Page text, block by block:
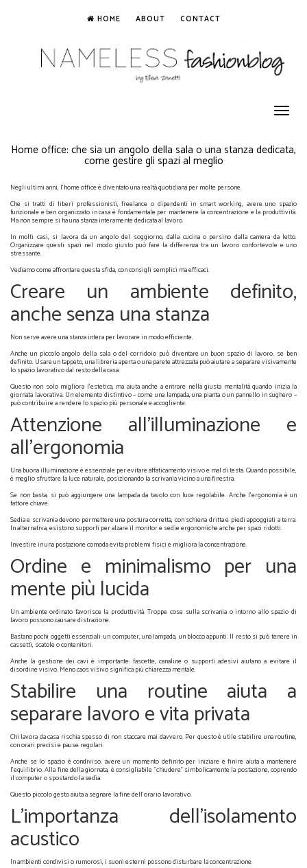
HOME ABOUT CONTACT
Toggle
navigation
Home office: che sia un angolo della sala o una stanza dedicata,
come gestire gli spazi al meglio
Negli ultimi anni, l'home office è diventato una realtà quotidiana per molte persone.
Che si tratti di liberi professionisti, freelance o dipendenti in smart working, avere uno spazio
funzionale e ben organizzato in casa è fondamentale per mantenere la concentrazione e la produttività.
Ma non sempre si ha una stanza interamente dedicata al lavoro.
In molti casi, si lavora da un angolo del soggiorno, dalla cucina o persino dalla camera da letto.
Organizzare questi spazi nel modo giusto può fare la differenza tra un lavoro confortevole e uno
stressante.
Vediamo come affrontare questa sfida, con consigli semplici ma efficaci.
Creare un ambiente definito,
anche senza una stanza
Non serve avere una stanza intera per lavorare in modo efficiente.
Anche un piccolo angolo della sala o del corridoio può diventare un buon spazio di lavoro, se ben
definito. Usare un tappeto, una libreria aperta o una parete attrezzata può aiutare a separare visivamente
lo spazio lavorativo dal resto della casa.
Questo non solo migliora l'estetica, ma aiuta anche a entrare nella giusta mentalità quando inizia la
giornata lavorativa. Un elemento distintivo – come una lampada, una pianta o un pannello in sughero –
può contribuire a rendere lo spazio più personale e accogliente.
Attenzione all’illuminazione e
all’ergonomia
Una buona illuminazione è essenziale per evitare affaticamento visivo e mal di testa. Quando possibile,
è meglio sfruttare la luce naturale, posizionando la scrivania vicino a una finestra.
Se non basta, si può aggiungere una lampada da tavolo con luce regolabile. Anche l’ergonomia è un
fattore chiave.
Sedia e scrivania devono permettere una postura corretta, con schiena dritta e piedi appoggiati a terra.
In alternativa, esistono supporti per alzare il monitor e sedie ergonomiche anche per spazi ridotti.
Investire in una postazione comoda evita problemi fisici e migliora la concentrazione.
Ordine e minimalismo per una
mente più lucida
Un ambiente ordinato favorisce la produttività. Troppe cose sulla scrivania o intorno allo spazio di
lavoro possono causare distrazione.
Bastano pochi oggetti essenziali: un computer, una lampada, un blocco appunti. Il resto si può tenere in
cassetti, scatole o contenitori.
Anche la gestione dei cavi è importante: fascette, canaline o supporti adesivi aiutano a evitare il
disordine visivo. Meno caos visivo significa più chiarezza mentale.
Stabilire una routine aiuta a
separare lavoro e vita privata
Chi lavora da casa rischia spesso di non staccare mai davvero. Per questo è utile stabilire una routine,
con orari precisi e pause regolari.
Anche se lo spazio è condiviso, avere un momento definito per iniziare e finire aiuta a mantenere
l’equilibrio. Alla fine della giornata, è consigliabile "chiudere" simbolicamente la postazione, coprendo
il computer o spostando la sedia.
Questo piccolo gesto aiuta a segnare la fine dell’orario lavorativo.
L'importanza dell’isolamento
acustico
In ambienti condivisi o rumorosi, i suoni esterni possono disturbare la concentrazione.